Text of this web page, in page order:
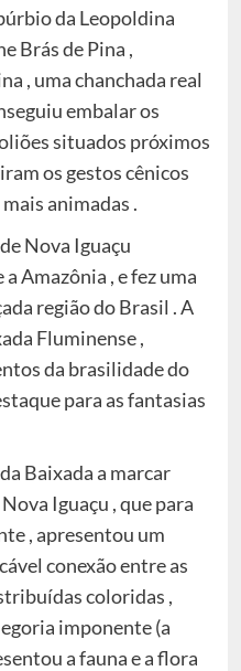
da Leopoldina
Brás de Pina ,
, uma chanchada real
embalar os
situados próximos
os gestos cênicos
animadas .
Nova Iguaçu
Amazônia , e fez uma
região do Brasil . A
Fluminense ,
da brasilidade do
para as fantasias
Baixada a marcar
Iguaçu , que para
, apresentou um
conexão entre as
coloridas ,
imponente (a
a fauna e a flora